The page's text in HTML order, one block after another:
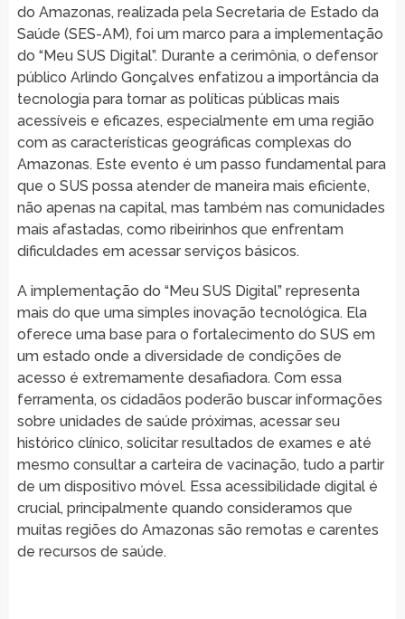
do Amazonas, realizada pela Secretaria de Estado da
Saúde (SES-AM), foi um marco para a implementação
do “Meu SUS Digital”. Durante a cerimônia, o defensor
público Arlindo Gonçalves enfatizou a importância da
tecnologia para tornar as políticas públicas mais
acessíveis e eficazes, especialmente em uma região
com as características geográficas complexas do
Amazonas. Este evento é um passo fundamental para
que o SUS possa atender de maneira mais eficiente,
não apenas na capital, mas também nas comunidades
mais afastadas, como ribeirinhos que enfrentam
dificuldades em acessar serviços básicos.
A implementação do “Meu SUS Digital” representa
mais do que uma simples inovação tecnológica. Ela
oferece uma base para o fortalecimento do SUS em
um estado onde a diversidade de condições de
acesso é extremamente desafiadora. Com essa
ferramenta, os cidadãos poderão buscar informações
sobre unidades de saúde próximas, acessar seu
histórico clínico, solicitar resultados de exames e até
mesmo consultar a carteira de vacinação, tudo a partir
de um dispositivo móvel. Essa acessibilidade digital é
crucial, principalmente quando consideramos que
muitas regiões do Amazonas são remotas e carentes
de recursos de saúde.